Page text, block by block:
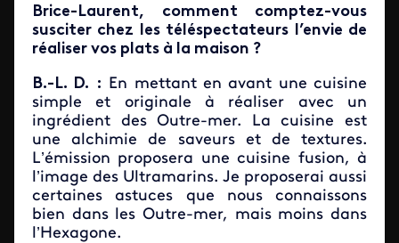
Brice-Laurent, comment comptez-vous
susciter chez les téléspectateurs l’envie de
réaliser vos plats à la maison ?
B.-L. D. : En mettant en avant une cuisine
simple et originale à réaliser avec un
ingrédient des Outre-mer. La cuisine est
une alchimie de saveurs et de textures.
L’émission proposera une cuisine fusion, à
l’image des Ultramarins. Je proposerai aussi
certaines astuces que nous connaissons
bien dans les Outre-mer, mais moins dans
l’Hexagone.